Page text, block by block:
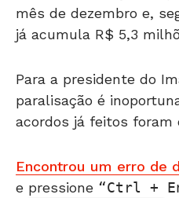
já acumula R$ 5,3
paralisação é
acordos já feitos foram
e pressione Ctrl +